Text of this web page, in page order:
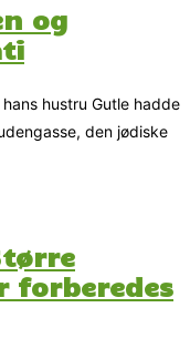
og
hustru Gutle hadde
den jødiske
forberedes